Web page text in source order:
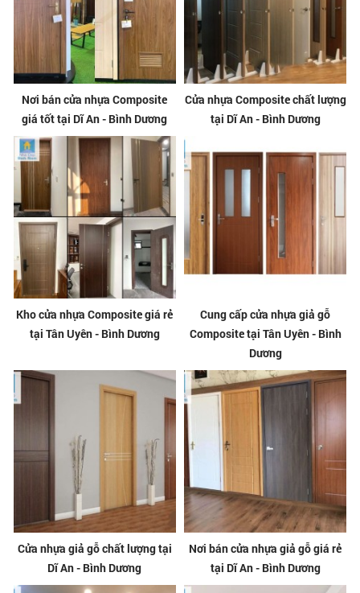
Nơi bán cửa nhựa Composite
giá tốt tại Dĩ An - Bình Dương
Cửa nhựa Composite chất lượng
tại Dĩ An - Bình Dương
Kho cửa nhựa Composite giá rẻ
tại Tân Uyên - Bình Dương
Cung cấp cửa nhựa giả gỗ
Composite tại Tân Uyên - Bình
Dương
Cửa nhựa giả gỗ chất lượng tại
Dĩ An - Bình Dương
Nơi bán cửa nhựa giả gỗ giá rẻ
tại Dĩ An - Bình Dương